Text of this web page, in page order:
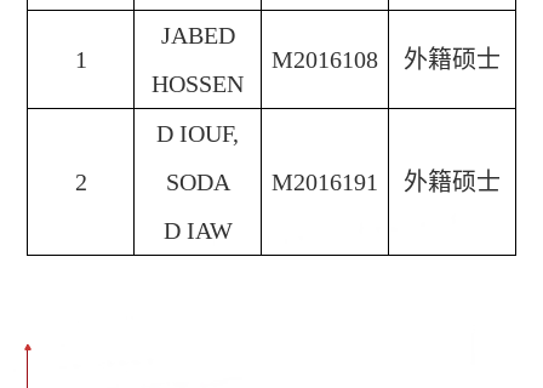
1
JABED
HOSSEN
M2016108 外籍硕士
2
D IOUF,
SODA
D IAW
M2016191 外籍硕士